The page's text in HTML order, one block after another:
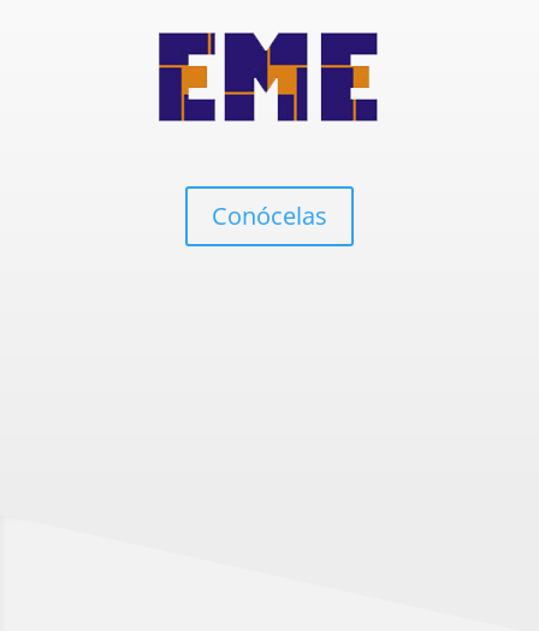
Conócelas